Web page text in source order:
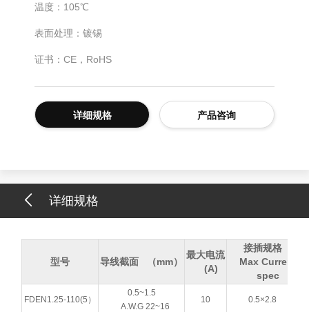
温度：105℃
表面处理：镀锡
证书：CE，RoHS
详细规格 产品咨询
详细规格
型号 导线截面 （mm）
最大电流
(A)
接插规格
Max Current
spec
FDEN1.25-110(5）
0.5~1.5
A.W.G 22~16
10 0.5×2.8